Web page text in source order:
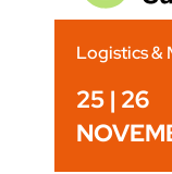
Logistics &
25 | 26